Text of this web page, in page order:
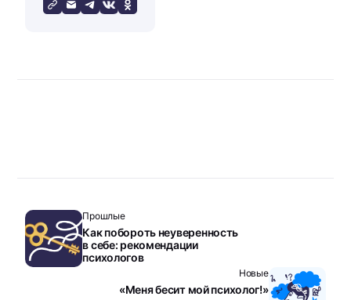
Прошлые
Как побороть неуверенность
в себе: рекомендации
психологов
Новые
«Меня бесит мой психолог!»